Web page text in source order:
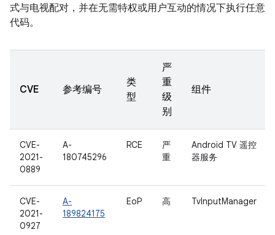
式与电视配对，并在无需特权或用户互动的情况下执行任意
代码。
CVE 参考编号
类
型
严
重
级
别
组件
CVE-
2021-
0889
A-
180745296
RCE
严
重
Android TV 遥控
器服务
CVE-
2021-
0927
A-
189824175
EoP 高 TvInputManager